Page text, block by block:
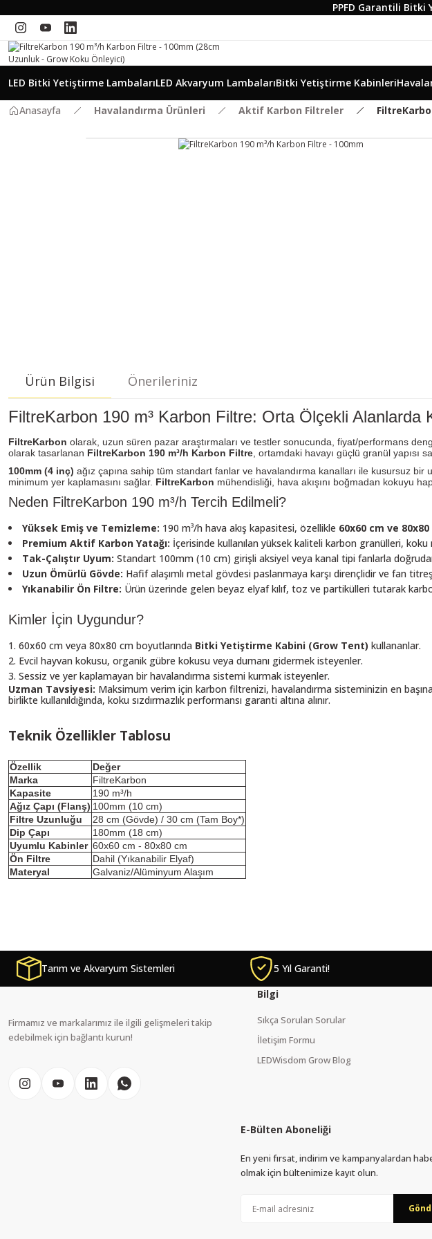
PPFD Garantili Bitki
LED Bitki Yetiştirme LambalarıLED Akvaryum LambalarıBitki Yetiştirme Kabinleri
Anasayfa Havalandırma Ürünleri Aktif Karbon Filtreler
Ürün Bilgisi Önerileriniz
FiltreKarbon 190 m³ Karbon Filtre: Orta Ölçekli Alanlarda
FiltreKarbon olarak, uzun süren pazar araştırmaları ve testler sonucunda, fiyat/performans
olarak tasarlanan FiltreKarbon 190 m³/h Karbon Filtre , ortamdaki havayı güçlü granül yapısı
100mm (4 inç) ağız çapına sahip tüm standart fanlar ve havalandırma kanalları ile kusursuz
minimum yer kaplamasını sağlar. FiltreKarbon mühendisliği, hava akışını boğmadan kokuyu
Neden FiltreKarbon 190 m³/h Tercih Edilmeli?
Yüksek Emiş ve Temizleme: 190 m³/h hava akış kapasitesi, özellikle 60x60 cm ve
Premium Aktif Karbon Yatağı: İçerisinde kullanılan yüksek kaliteli karbon granülleri,
Tak-Çalıştır Uyum: Standart 100mm (10 cm) girişli aksiyel veya kanal tipi fanlarla
Uzun Ömürlü Gövde: Hafif alaşımlı metal gövdesi paslanmaya karşı dirençlidir ve fan
Yıkanabilir Ön Filtre: Ürün üzerinde gelen beyaz elyaf kılıf, toz ve partikülleri tutarak
Kimler İçin Uygundur?
60x60 cm veya 80x80 cm boyutlarında Bitki Yetiştirme Kabini (Grow Tent) kullananlar.
Evcil hayvan kokusu, organik gübre kokusu veya dumanı gidermek isteyenler.
Sessiz ve yer kaplamayan bir havalandırma sistemi kurmak isteyenler.
Uzman Tavsiyesi: Maksimum verim için karbon filtrenizi, havalandırma sisteminizin en başına
birlikte kullanıldığında, koku sızdırmazlık performansı garanti altına alınır.
Teknik Özellikler Tablosu
Özellik
Değer
Marka
FiltreKarbon
Kapasite
190 m³/h
Ağız Çapı (Flanş) 100mm (10 cm)
Filtre Uzunluğu
28 cm (Gövde) / 30 cm (Tam Boy*)
Dip Çapı
180mm (18 cm)
Uyumlu Kabinler 60x60 cm - 80x80 cm
Ön Filtre
Dahil (Yıkanabilir Elyaf)
Materyal
Galvaniz/Alüminyum Alaşım
Ürün resmi kalitesiz, bozuk veya görüntülenemiyor.
Ürün fiyatı diğer sitelerden daha pahalı.
Tarım ve Akvaryum Sistemleri 5 Yıl Garanti!
Firmamız ve markalarımız ile ilgili gelişmeleri takip
edebilmek için bağlantı kurun!
Bilgi
Sıkça Sorulan Sorular
İletişim Formu
LEDWisdom Grow Blog
E-Bülten Aboneliği
En yeni fırsat, indirim ve kampanyalardan
olmak için bültenimize kayıt olun.